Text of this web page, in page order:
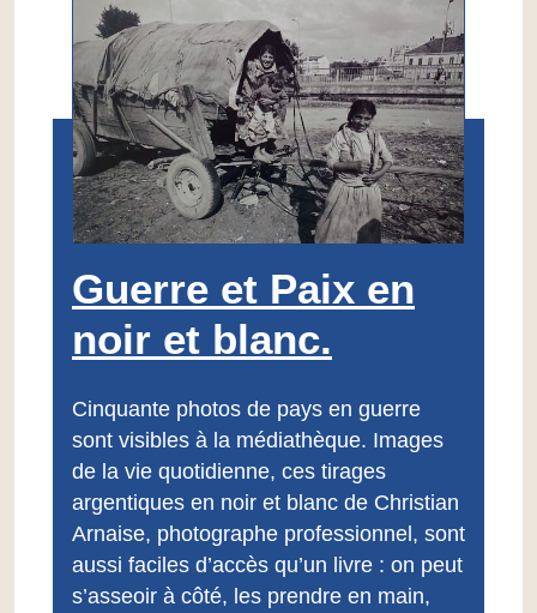
Guerre et Paix en
noir et blanc.
Cinquante photos de pays en guerre
sont visibles à la médiathèque. Images
de la vie quotidienne, ces tirages
argentiques en noir et blanc de Christian
Arnaise, photographe professionnel, sont
aussi faciles d’accès qu’un livre : on peut
s’asseoir à côté, les prendre en main,